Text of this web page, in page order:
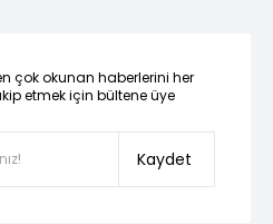
çok okunan haberlerini her
etmek için bültene üye
Kaydet